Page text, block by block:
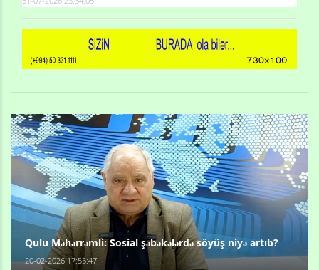
Qulu Məhərrəmli: Sosial şəbəkələrdə söyüş niyə artıb?
20-02-2026 17:55:47